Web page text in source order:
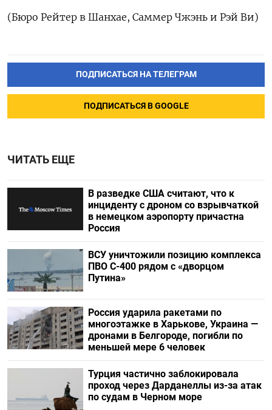
(Бюро Рейтер в Шанхае, Саммер Чжэнь и Рэй Ви)
ПОДПИСАТЬСЯ НА ТЕЛЕГРАМ
ПОДПИСАТЬСЯ В GOOGLE
ЧИТАТЬ ЕЩЕ
В разведке США считают, что к
инциденту с дроном со взрывчаткой
в немецком аэропорту причастна
Россия
ВСУ уничтожили позицию комплекса
ПВО С-400 рядом с «дворцом
Путина»
Россия ударила ракетами по
многоэтажке в Харькове, Украина —
дронами в Белгороде, погибли по
меньшей мере 6 человек
Турция частично заблокировала
проход через Дарданеллы из-за атак
по судам в Черном море